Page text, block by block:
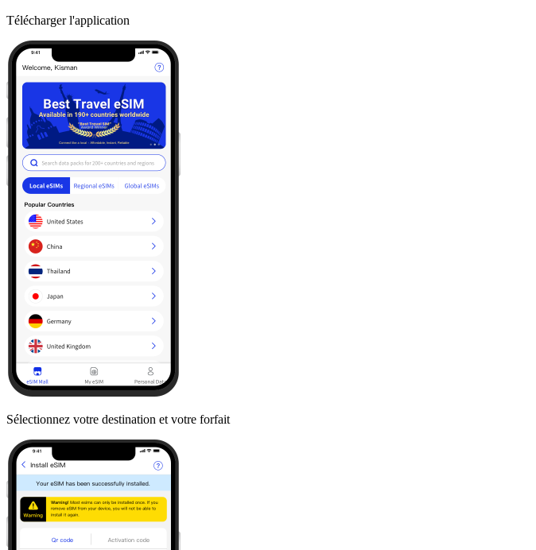
Télécharger l'application
Sélectionnez votre destination et votre forfait